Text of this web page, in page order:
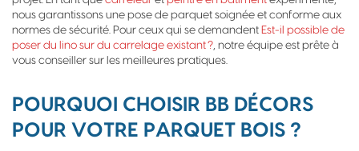
nous garantissons une pose de parquet soignée et conforme aux
normes de sécurité. Pour ceux qui se demandent Est-il possible de
poser du lino sur du carrelage existant ?, notre équipe est prête à
vous conseiller sur les meilleures pratiques.
POURQUOI CHOISIR BB DÉCORS
POUR VOTRE PARQUET BOIS ?